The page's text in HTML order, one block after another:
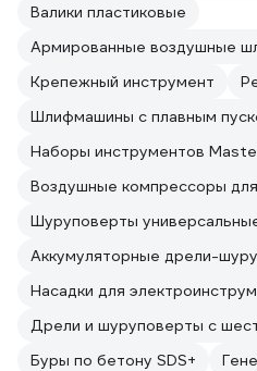
Валики пластиковые
Армированные воздушные
Крепежный инструмент
Шлифмашины с плавным
Наборы инструментов
Воздушные компрессоры
Шуруповерты
Аккумуляторные дрели-
Насадки для
Дрели и шуруповерты с
Буры по бетону SDS+